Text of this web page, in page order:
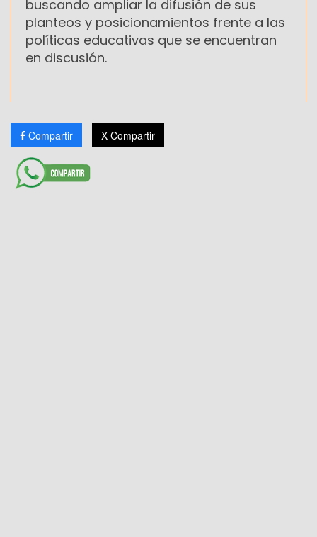
buscando ampliar la difusión de sus
planteos y posicionamientos frente a las
políticas educativas que se encuentran
en discusión.
Compartir X Compartir